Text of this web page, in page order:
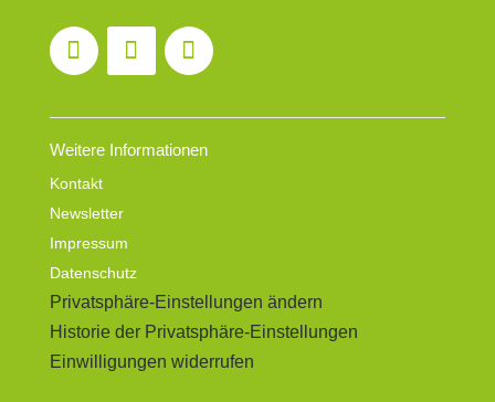
Weitere Informationen
Kontakt
Newsletter
Impressum
Datenschutz
Privatsphäre-Einstellungen ändern
Historie der Privatsphäre-Einstellungen
Einwilligungen widerrufen